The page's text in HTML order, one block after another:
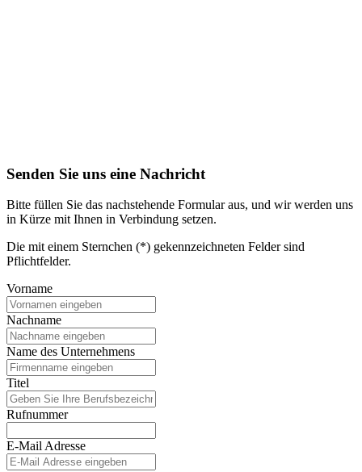
Senden Sie uns eine Nachricht
Bitte füllen Sie das nachstehende Formular aus, und wir werden uns
in Kürze mit Ihnen in Verbindung setzen.
Die mit einem Sternchen (*) gekennzeichneten Felder sind
Pflichtfelder.
Vorname
Nachname
Name des Unternehmens
Titel
Rufnummer
E-Mail Adresse